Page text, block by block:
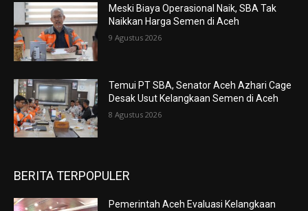
Meski Biaya Operasional Naik, SBA Tak
Naikkan Harga Semen di Aceh
9 Agustus 2026
Temui PT SBA, Senator Aceh Azhari Cage
Desak Usut Kelangkaan Semen di Aceh
8 Agustus 2026
BERITA TERPOPULER
Pemerintah Aceh Evaluasi Kelangkaan